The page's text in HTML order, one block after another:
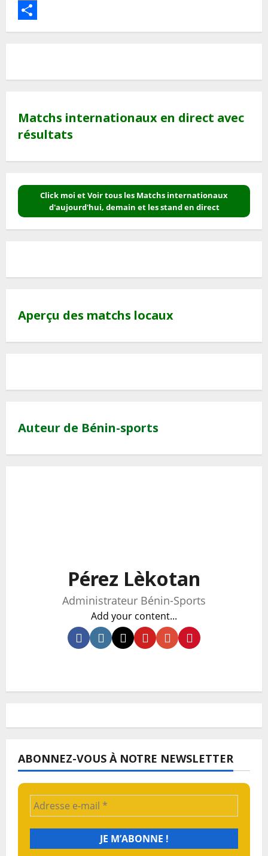
Print
Partager
Matchs internationaux en direct avec
résultats
Click moi et Voir tous les Matchs internationaux
d'aujourd'hui, demain et les stand en direct
Aperçu des matchs locaux
Auteur de Bénin-sports
Pérez Lèkotan
Administrateur Bénin-Sports
Add your content...
ABONNEZ-VOUS À NOTRE NEWSLETTER